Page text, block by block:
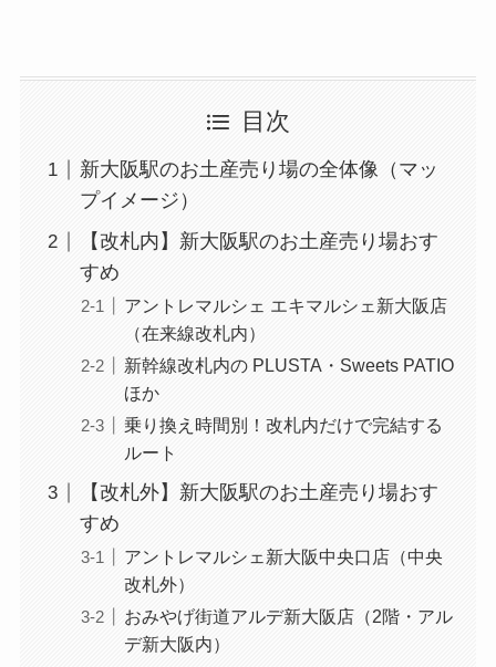
目次
新大阪駅のお土産売り場の全体像（マッ
プイメージ）
【改札内】新大阪駅のお土産売り場おす
すめ
アントレマルシェ エキマルシェ新大阪店
（在来線改札内）
新幹線改札内の PLUSTA・Sweets PATIO
ほか
乗り換え時間別！改札内だけで完結する
ルート
【改札外】新大阪駅のお土産売り場おす
すめ
アントレマルシェ新大阪中央口店（中央
改札外）
おみやげ街道アルデ新大阪店（2階・アル
デ新大阪内）